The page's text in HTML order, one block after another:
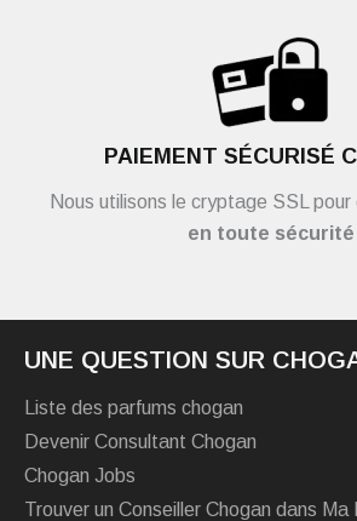
PAIEMENT SÉCURISÉ
Nous utilisons le cryptage SSL pour
en toute sécurité
UNE QUESTION SUR
Liste des parfums chogan
Devenir Consultant Chogan
Chogan Jobs
Trouver un Conseiller Chogan dans Ma